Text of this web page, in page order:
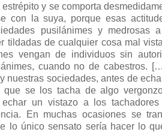
y se comporta
con la suya, porque esas
pusilánimes y medrosas
tildadas de cualquier cosa mal
vengan de individuos sin
cuando no de cabestros.
nuestras sociedades, antes de
que se los tacha de algo
echar un vistazo a los
En muchas ocasiones se
lo único sensato sería hacer lo